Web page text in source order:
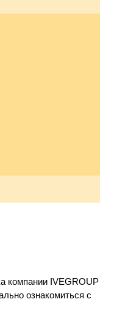
компании IVEGROUP
ознакомиться с